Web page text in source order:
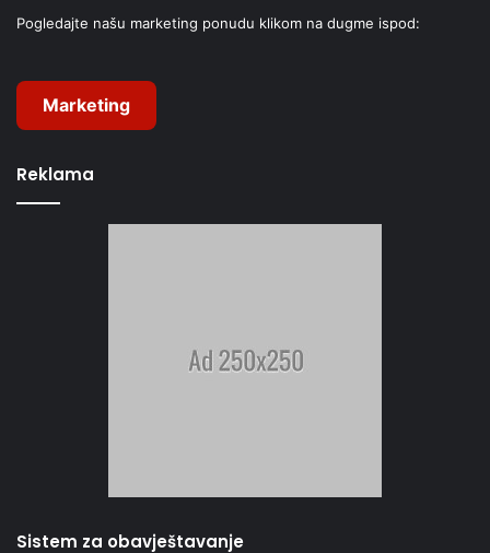
Pogledajte našu marketing ponudu klikom na dugme ispod:
Marketing
Reklama
Sistem za obavještavanje